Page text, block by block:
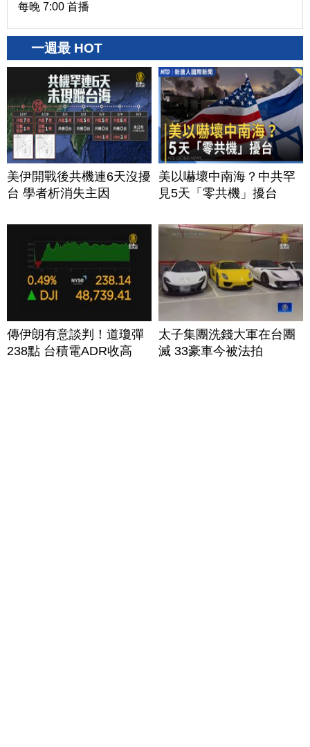
每晚 7:00 首播
一週最 HOT
美伊開戰後共機連6天沒擾
台 學者析消失主因
美以嚇壞中南海？中共罕
見5天「零共機」擾台
傳伊朗有意談判！道瓊彈
238點 台積電ADR收高
太子集團洗錢大軍在台團
滅 33豪車今被法拍